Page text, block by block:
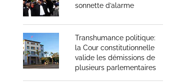
sonnette d’alarme
Transhumance politique:
la Cour constitutionnelle
valide les démissions de
plusieurs parlementaires